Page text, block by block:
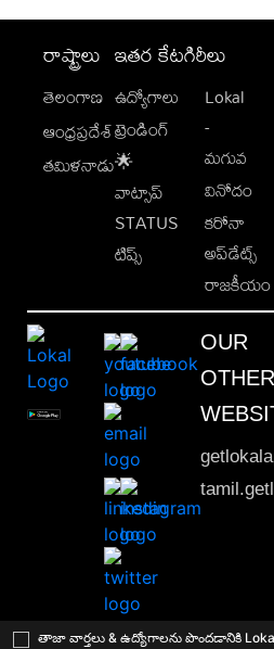
తాజా వార్తలు & ఉద్యోగాలను పొందడానికి
రాష్ట్రాలు
తెలంగాణ
ఆంధ్రప్రదేశ్
తమిళనాడు
ఇతర కేటగిరీలు
ఉద్యోగాలు
ట్రెండింగ్
🌟
వాట్సాప్
STATUS
టిప్స్
Lokal
-
మగువ
వినోదం
కరోనా
అప్‌డేట్స్
రాజకీయం
OUR
OTHER